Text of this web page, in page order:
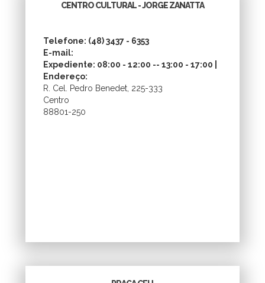
CENTRO CULTURAL - JORGE ZANATTA
Telefone: (48) 3437 - 6353
E-mail:
Expediente: 08:00 - 12:00 -- 13:00 - 17:00 |
Endereço:
R. Cel. Pedro Benedet, 225-333
Centro
88801-250